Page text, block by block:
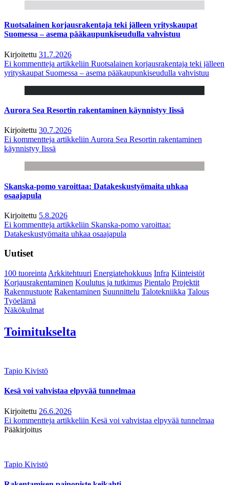
Ruotsalainen korjausrakentaja teki jälleen yrityskaupat
Suomessa – asema pääkaupunkiseudulla vahvistuu
Kirjoitettu 31.7.2026
Ei kommentteja artikkeliin Ruotsalainen korjausrakentaja teki jälleen
yrityskaupat Suomessa – asema pääkaupunkiseudulla vahvistuu
Aurora Sea Resortin rakentaminen käynnistyy Iissä
Kirjoitettu 30.7.2026
Ei kommentteja artikkeliin Aurora Sea Resortin rakentaminen
käynnistyy Iissä
Skanska-pomo varoittaa: Datakeskustyömaita uhkaa
osaajapula
Kirjoitettu 5.8.2026
Ei kommentteja artikkeliin Skanska-pomo varoittaa:
Datakeskustyömaita uhkaa osaajapula
Uutiset
100 tuoreinta Arkkitehtuuri Energiatehokkuus Infra Kiinteistöt
Korjausrakentaminen Koulutus ja tutkimus Pientalo Projektit
Rakennustuote Rakentaminen Suunnittelu Talotekniikka Talous
Työelämä
Näkökulmat
Toimitukselta
Tapio Kivistö
Kesä voi vahvistaa elpyvää tunnelmaa
Kirjoitettu 26.6.2026
Ei kommentteja artikkeliin Kesä voi vahvistaa elpyvää tunnelmaa
Pääkirjoitus
Tapio Kivistö